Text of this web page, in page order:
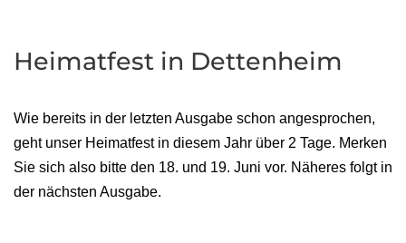
Heimatfest in Dettenheim
Wie bereits in der letzten Ausgabe schon angesprochen,
geht unser Heimatfest in diesem Jahr über 2 Tage. Merken
Sie sich also bitte den 18. und 19. Juni vor. Näheres folgt in
der nächsten Ausgabe.